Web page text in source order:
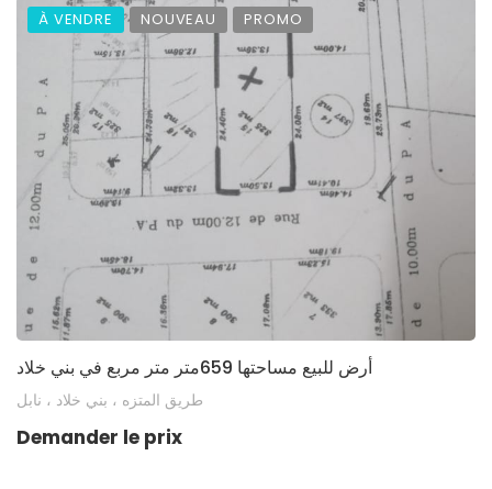
À VENDRE NOUVEAU PROMO
أرض للبيع مساحتها 659متر متر مربع في بني خلاد
طريق المتزه ، بني خلاد ، نابل
Demander le prix